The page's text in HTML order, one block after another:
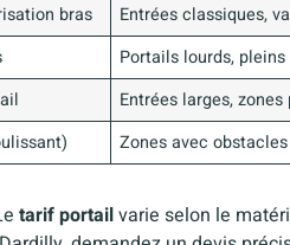
bras
Entrées classiques,
Portails lourds, pleins
Entrées larges, zones
Zones avec
tarif portailvarie selon le